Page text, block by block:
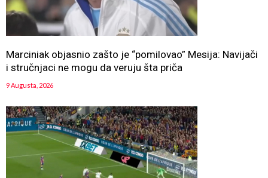
Marciniak objasnio zašto je “pomilovao” Mesija: Navijači
i stručnjaci ne mogu da veruju šta priča
9 Augusta, 2026